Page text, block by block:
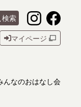
検索
マイページ
んなのおはなし会